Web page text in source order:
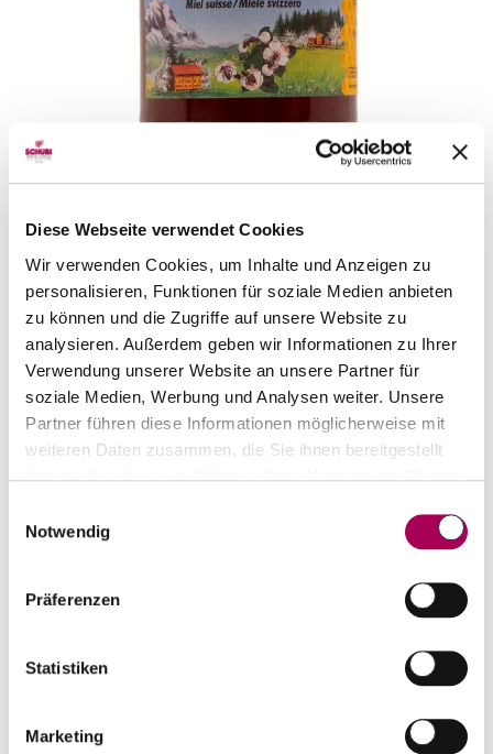
Diese Webseite verwendet Cookies
Wir verwenden Cookies, um Inhalte und Anzeigen zu
personalisieren, Funktionen für soziale Medien anbieten
zu können und die Zugriffe auf unsere Website zu
analysieren. Außerdem geben wir Informationen zu Ihrer
Verwendung unserer Website an unsere Partner für
soziale Medien, Werbung und Analysen weiter. Unsere
Partner führen diese Informationen möglicherweise mit
weiteren Daten zusammen, die Sie ihnen bereitgestellt
haben oder die sie im Rahmen Ihrer Nutzung der Dienste
Notwendig
Präferenzen
Statistiken
Marketing
CHF 15.00
Artikel sofort lieferbar
inkl. 2.6% MwSt.
zzgl. Versandkosten
Anzahl
hinzufügen
In den Warenkorb
Schweizer Blütenhonig 500 g